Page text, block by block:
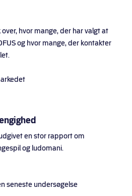
hvor mange, der har valgt at
og hvor mange, der kontakter
en stor rapport om
og ludomani.
seneste undersøgelse